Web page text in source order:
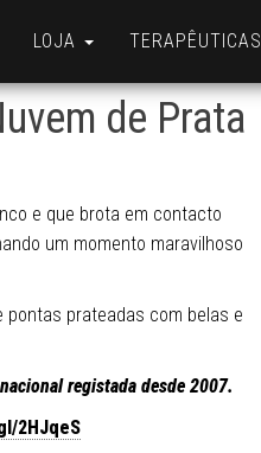
LOJA TERAPÊUTICAS
de Prata
e que brota em contacto
um momento maravilhoso
pontas prateadas com belas e
registada desde 2007.
2HJqeS